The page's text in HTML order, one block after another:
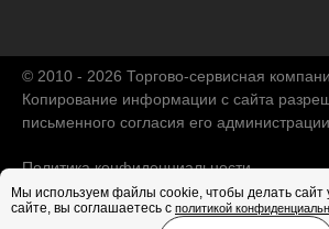
© 2010 - 2026 Торгово-сервисная
Копирование информации с сайта
письменного согласия его администрации
Политика конфиденциальности
Мы используем файлы cookie, чтобы делать сайт
сайте, вы соглашаетесь с политикой